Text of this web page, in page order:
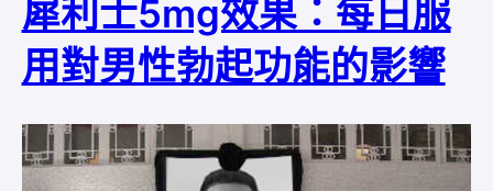
犀利士5mg效果：每日服
用對男性勃起功能的影響